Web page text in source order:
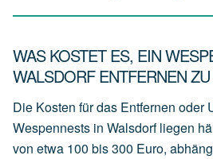
WAS KOSTET ES, EIN
WALSDORF ENTFERNEN
Die Kosten für das Entfernen oder
Wespennests in Walsdorf liegen
von etwa 100 bis 300 Euro,